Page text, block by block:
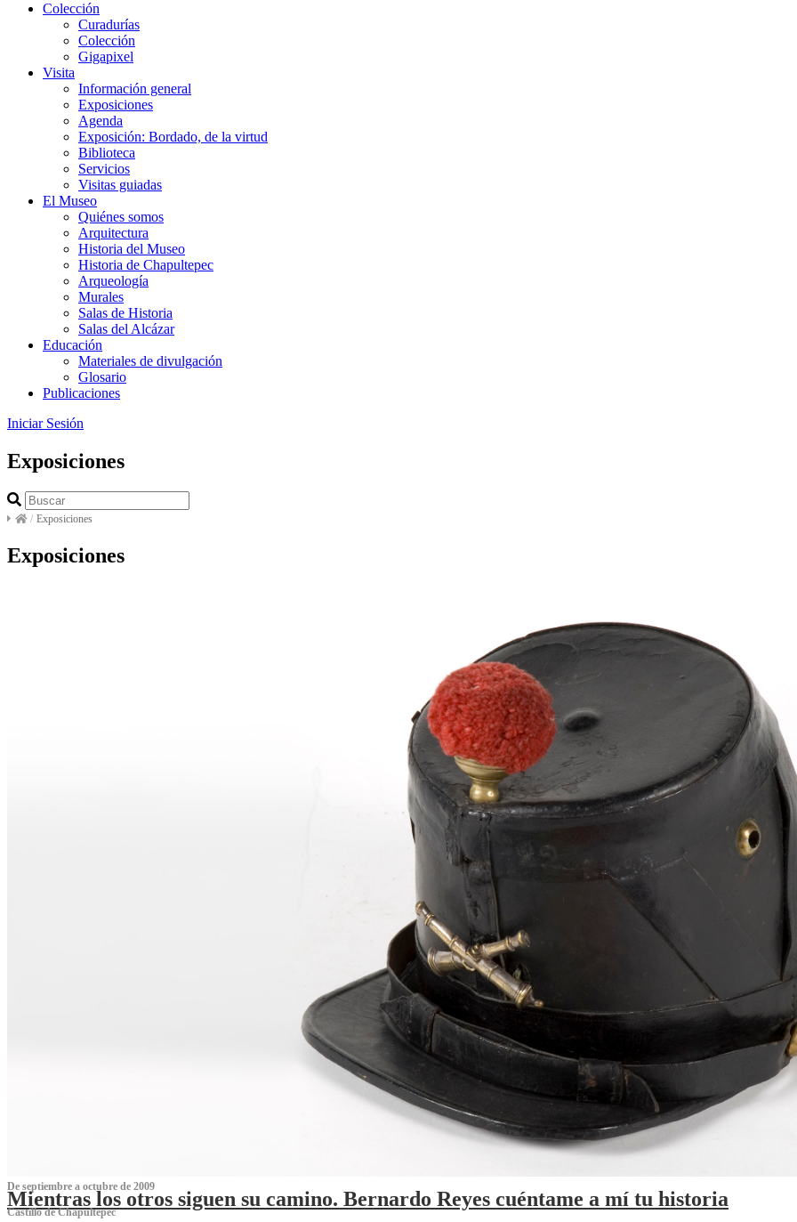
Colección
Curadurías
Colección
Gigapixel
Visita
Información general
Exposiciones
Agenda
Exposición: Bordado, de la virtud
Biblioteca
Servicios
Visitas guiadas
El Museo
Quiénes somos
Arquitectura
Historia del Museo
Historia de Chapultepec
Arqueología
Murales
Salas de Historia
Salas del Alcázar
Educación
Materiales de divulgación
Glosario
Publicaciones
Iniciar Sesión
Exposiciones
/ Exposiciones
Exposiciones
De septiembre a octubre de 2009
Mientras los otros siguen su camino. Bernardo Reyes cuéntame a mí tu historia
Castillo de Chapultepec